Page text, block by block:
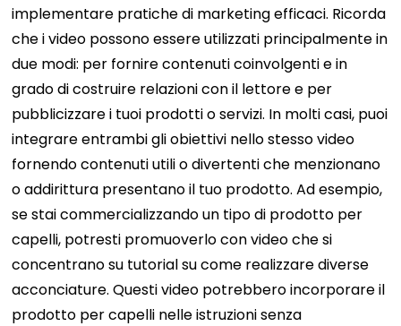
implementare pratiche di marketing efficaci. Ricorda
che i video possono essere utilizzati principalmente in
due modi: per fornire contenuti coinvolgenti e in
grado di costruire relazioni con il lettore e per
pubblicizzare i tuoi prodotti o servizi. In molti casi, puoi
integrare entrambi gli obiettivi nello stesso video
fornendo contenuti utili o divertenti che menzionano
o addirittura presentano il tuo prodotto. Ad esempio,
se stai commercializzando un tipo di prodotto per
capelli, potresti promuoverlo con video che si
concentrano su tutorial su come realizzare diverse
acconciature. Questi video potrebbero incorporare il
prodotto per capelli nelle istruzioni senza